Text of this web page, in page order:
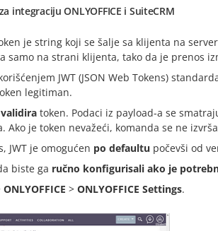
integraciju ONLYOFFICE i SuiteCRM
je string koji se šalje sa klijenta na
samo na strani klijenta, tako da je prenos
JWT (JSON Web Tokens)
legitiman.
validira token. Podaci iz payload-a se
Ako je token nevažeći, komanda se ne
JWT je omogućen po defaultu počevši od
biste ga ručno konfigurisali ako je
ONLYOFFICE > ONLYOFFICE Settings.